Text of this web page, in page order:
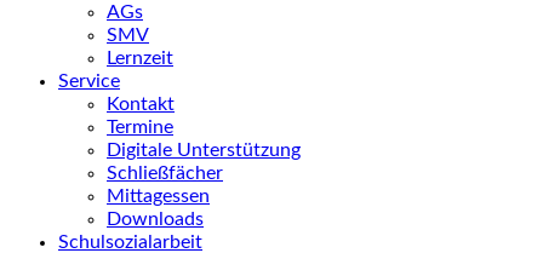
AGs
SMV
Lernzeit
Service
Kontakt
Termine
Digitale Unterstützung
Schließfächer
Mittagessen
Downloads
Schulsozialarbeit